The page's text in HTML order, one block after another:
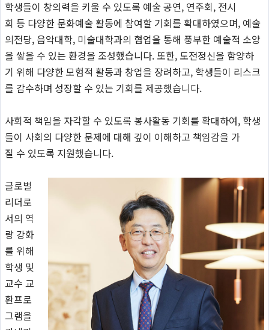
학생들이 창의력을 키울 수 있도록 예술 공연, 연주회, 전시
회 등 다양한 문화예술 활동에 참여할 기회를 확대하였으며, 예술
의전당, 음악대학, 미술대학과의 협업을 통해 풍부한 예술적 소양
을 쌓을 수 있는 환경을 조성했습니다. 또한, 도전정신을 함양하
기 위해 다양한 모험적 활동과 창업을 장려하고, 학생들이 리스크
를 감수하며 성장할 수 있는 기회를 제공했습니다.
사회적 책임을 자각할 수 있도록 봉사활동 기회를 확대하여, 학생
들이 사회의 다양한 문제에 대해 깊이 이해하고 책임감을 가
질 수 있도록 지원했습니다.
글로벌
리더로
서의 역
량 강화
를 위해
학생 및
교수 교
환프로
그램을